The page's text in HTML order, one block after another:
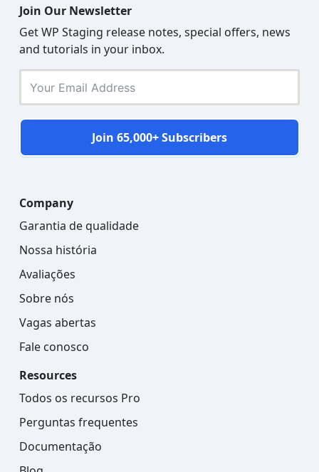
Join Our Newsletter
Get WP Staging release notes, special offers, news
and tutorials in your inbox.
Join 65,000+ Subscribers
Company
Garantia de qualidade
Nossa história
Avaliações
Sobre nós
Vagas abertas
Fale conosco
Resources
Todos os recursos Pro
Perguntas frequentes
Documentação